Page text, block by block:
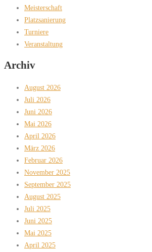
Meisterschaft
Platzsanierung
Turniere
Veranstaltung
Archiv
August 2026
Juli 2026
Juni 2026
Mai 2026
April 2026
März 2026
Februar 2026
November 2025
September 2025
August 2025
Juli 2025
Juni 2025
Mai 2025
April 2025